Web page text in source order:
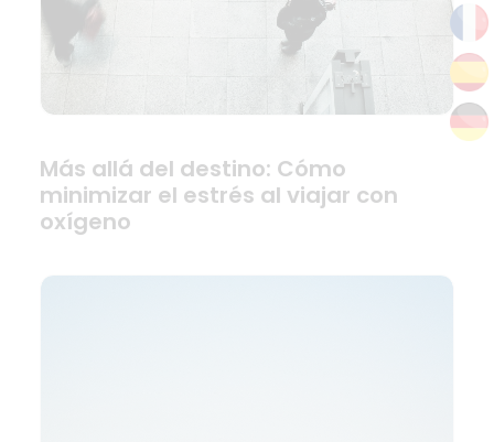
Más allá del destino: Cómo
minimizar el estrés al viajar con
oxígeno